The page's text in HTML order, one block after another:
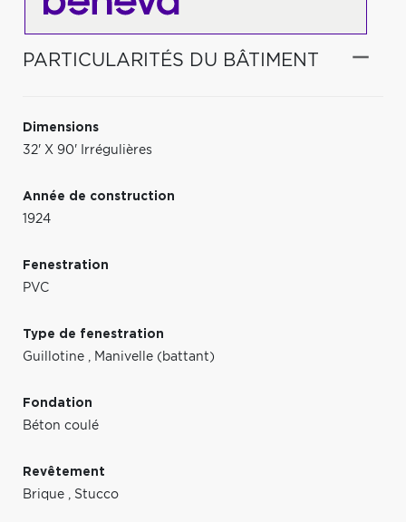
PARTICULARITÉS DU BÂTIMENT
Dimensions
32' X 90' Irrégulières
Année de construction
1924
Fenestration
PVC
Type de fenestration
Guillotine , Manivelle (battant)
Fondation
Béton coulé
Revêtement
Brique , Stucco